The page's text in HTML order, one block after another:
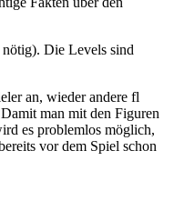
Die Levels sind
an, wieder andere fl
man mit den Figuren
es problemlos möglich,
vor dem Spiel schon